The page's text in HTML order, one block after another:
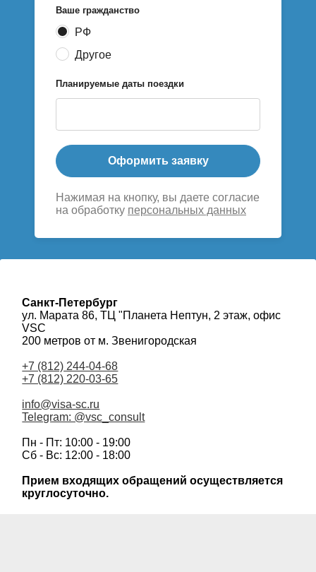
Ваше гражданство
РФ
Другое
Планируемые даты поездки
Оформить заявку
Нажимая на кнопку, вы даете согласие
на обработку персональных данных
Санкт-Петербург
ул. Марата 86, ТЦ "Планета Нептун, 2 этаж, офис
VSC
200 метров от м. Звенигородская
+7 (812) 244-04-68
+7 (812) 220-03-65
info@visa-sc.ru
Telegram: @vsc_consult
Пн - Пт: 10:00 - 19:00
Сб - Вс: 12:00 - 18:00
Прием входящих обращений осуществляется
круглосуточно.